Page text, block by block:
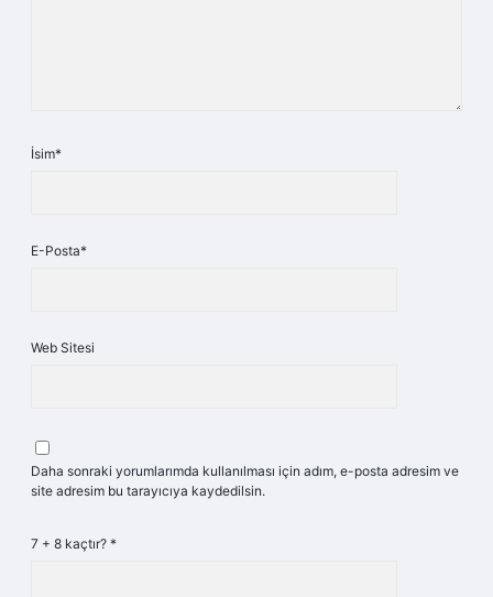
İsim*
E-Posta*
Web Sitesi
Daha sonraki yorumlarımda kullanılması için adım, e-posta adresim ve
site adresim bu tarayıcıya kaydedilsin.
7 + 8 kaçtır? *